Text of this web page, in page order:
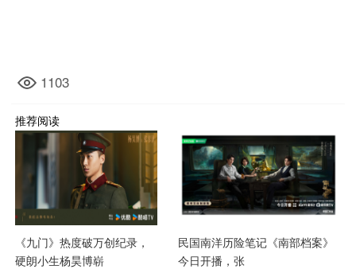
1103
推荐阅读
《九门》热度破万创纪录，
硬朗小生杨昊博崭
民国南洋历险笔记《南部档案》
今日开播，张